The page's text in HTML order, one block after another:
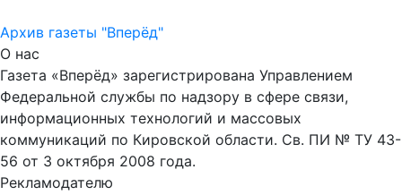
Архив газеты "Вперёд"
О нас
Газета «Вперёд» зарегистрирована Управлением
Федеральной службы по надзору в сфере связи,
информационных технологий и массовых
коммуникаций по Кировской области. Св. ПИ № ТУ 43-
56 от 3 октября 2008 года.
Рекламодателю